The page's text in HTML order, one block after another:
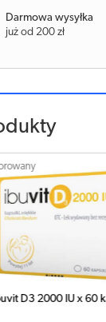
Darmowa wysyłka
już od 200 zł
IU x 60 kapsułek